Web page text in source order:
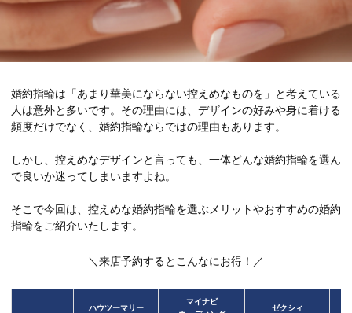
婚約指輪は「あまり華美にならない控えめなものを」と考えている
人は意外と多いです。その理由には、デザインの好みや身に着ける
頻度だけでなく、婚約指輪ならではの理由もあります。
しかし、控えめなデザインと言っても、一体どんな婚約指輪を選ん
で良いか迷ってしまいますよね。
そこで今回は、控えめな婚約指輪を選ぶメリットやおすすめの婚約
指輪をご紹介いたします。
＼来店予約するとこんなにお得！／
ハウツーマリー
マイナビ
ゼクシィ